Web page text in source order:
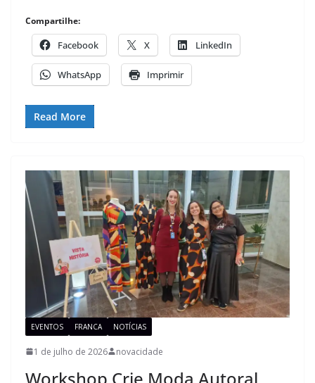
Compartilhe:
Facebook X LinkedIn
WhatsApp Imprimir
Read More
EVENTOS FRANCA NOTÍCIAS
1 de julho de 2026 novacidade